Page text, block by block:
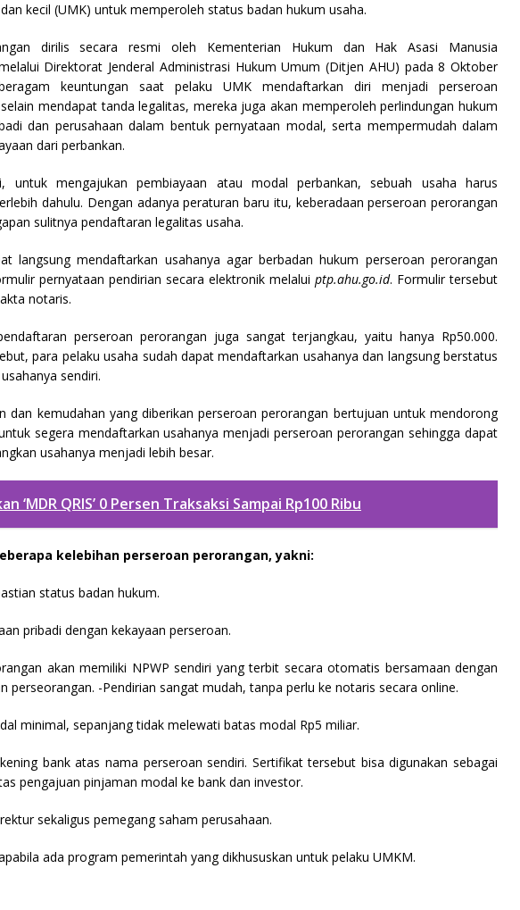
kecil (UMK) untuk memperoleh status badan hukum usaha.
dirilis secara resmi oleh Kementerian Hukum dan Hak Asasi Manusia
Direktorat Jenderal Administrasi Hukum Umum (Ditjen AHU) pada 8 Oktober
keuntungan saat pelaku UMK mendaftarkan diri menjadi perseroan
mendapat tanda legalitas, mereka juga akan memperoleh perlindungan hukum
dan perusahaan dalam bentuk pernyataan modal, serta mempermudah dalam
dari perbankan.
untuk mengajukan pembiayaan atau modal perbankan, sebuah usaha harus
dahulu. Dengan adanya peraturan baru itu, keberadaan perseroan perorangan
sulitnya pendaftaran legalitas usaha.
langsung mendaftarkan usahanya agar berbadan hukum perseroan perorangan
pernyataan pendirian secara elektronik melaluiptp.ahu.go.id. Formulir tersebut
notaris.
perseroan perorangan juga sangat terjangkau, yaitu hanya Rp50.000.
para pelaku usaha sudah dapat mendaftarkan usahanya dan langsung berstatus
sendiri.
dan kemudahan yang diberikan perseroan perorangan bertujuan untuk mendorong
segera mendaftarkan usahanya menjadi perseroan perorangan sehingga dapat
usahanya menjadi lebih besar.
‘MDR QRIS’ 0 Persen Traksaksi Sampai Rp100 Ribu
kelebihan perseroan perorangan, yakni:
status badan hukum.
pribadi dengan kekayaan perseroan.
akan memiliki NPWP sendiri yang terbit secara otomatis bersamaan dengan
perseorangan. -Pendirian sangat mudah, tanpa perlu ke notaris secara online.
minimal, sepanjang tidak melewati batas modal Rp5 miliar.
bank atas nama perseroan sendiri. Sertifikat tersebut bisa digunakan sebagai
pengajuan pinjaman modal ke bank dan investor.
sekaligus pemegang saham perusahaan.
ada program pemerintah yang dikhususkan untuk pelaku UMKM.